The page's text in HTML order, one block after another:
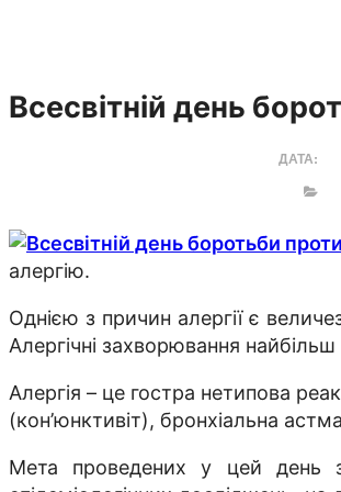
Всесвітній день
ДАТА:
алергію.
Однією з причин алергії є
Алергічні захворювання
Алергія – це гостра нетипова
(кон’юнктивіт), бронхіальна
Мета проведених у цей день